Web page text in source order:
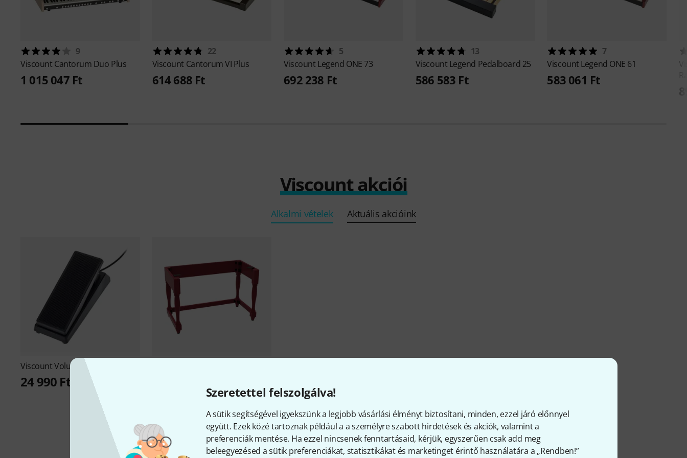
Szeretettel felszolgálva!
A sütik segítségével igyekszünk a legjobb vásárlási élményt biztosítani, minden, ezzel járó előnnyel
együtt. Ezek közé tartoznak például a a személyre szabott hirdetések és akciók, valamint a
preferenciák mentése. Ha ezzel nincsenek fenntartásaid, kérjük, egyszerűen csak add meg
beleegyezésed a sütik preferenciákat, statisztikákat és marketinget érintő használatára a „Rendben!”
9
Viscount Cantorum Duo Plus
1 015 047 Ft
22
Viscount Cantorum VI Plus
614 688 Ft
5
Viscount Legend ONE 73
692 238 Ft
13
Viscount Legend Pedalboard 25
586 583 Ft
7
Viscount Legend ONE 61
583 061 Ft
Viscount akciói
Alkalmi vételek Aktuális akcióink
ViscountVolume Pedal B-Stock
24 990 Ft